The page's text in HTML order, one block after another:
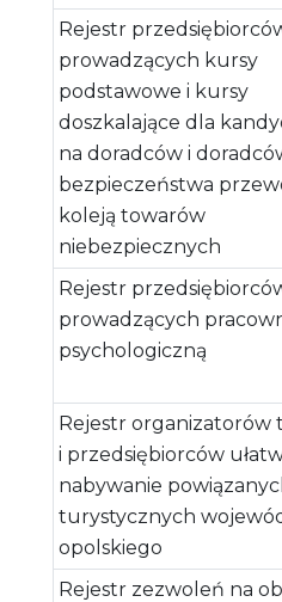
Rejestr
prowadzących kursy
podstawowe i kursy
doszkalające dla
na doradców i
bezpieczeństwa
koleją towarów
niebezpiecznych
Rejestr
prowadzących
psychologiczną
Rejestr organizatorów
i przedsiębiorców
nabywanie
turystycznych
opolskiego
Rejestr zezwoleń na